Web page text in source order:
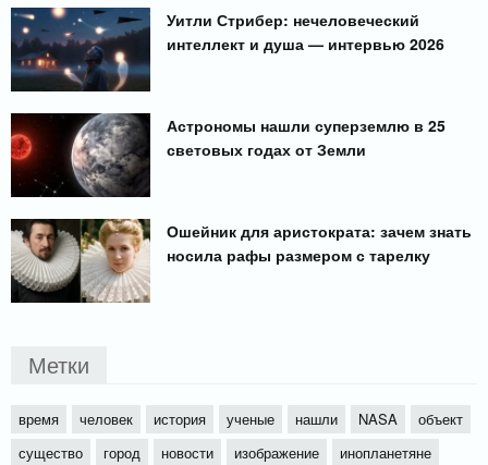
Уитли Стрибер: нечеловеческий
интеллект и душа — интервью 2026
Астрономы нашли суперземлю в 25
световых годах от Земли
Ошейник для аристократа: зачем знать
носила рафы размером с тарелку
Метки
время человек история ученые нашли NASA
объект
существо
город новости изображение инопланетяне